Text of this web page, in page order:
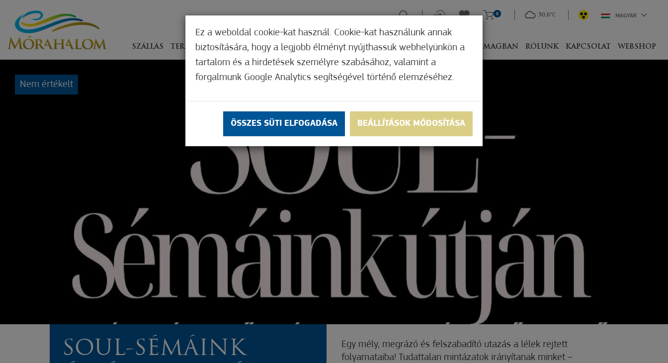
SZÁLLÁS TERÍTÉKEN ÉLMÉNYSZERZÉS ZÖLD FÓKUSZ GYÓGYHELY MERRE, MIVEL CSOMAGBAN RÓLUNK KAPCSOLAT WEBSHOP
0 30,6°C MAGYAR
Nem értékelt
SOUL-SÉMÁINK
Egy mély, megrázó és felszabadító utazás a lélek rejtett
folyamataiba! Tudattalan mintázatok irányítanak minket –
Ez a weboldal cookie-kat használ. Cookie-kat használunk annak
biztosítására, hogy a legjobb élményt nyújthassuk webhelyünkön a
tartalom és a hirdetések személyre szabásához, valamint a
forgalmunk Google Analytics segítségével történő elemzéséhez.
ÖSSZES SÜTI ELFOGADÁSA BEÁLLÍTÁSOK MÓDOSÍTÁSA